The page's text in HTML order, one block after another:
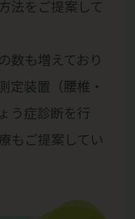
法をご提案して
数も増えており
定装置（腰椎・
う症診断を行
もご提案してい